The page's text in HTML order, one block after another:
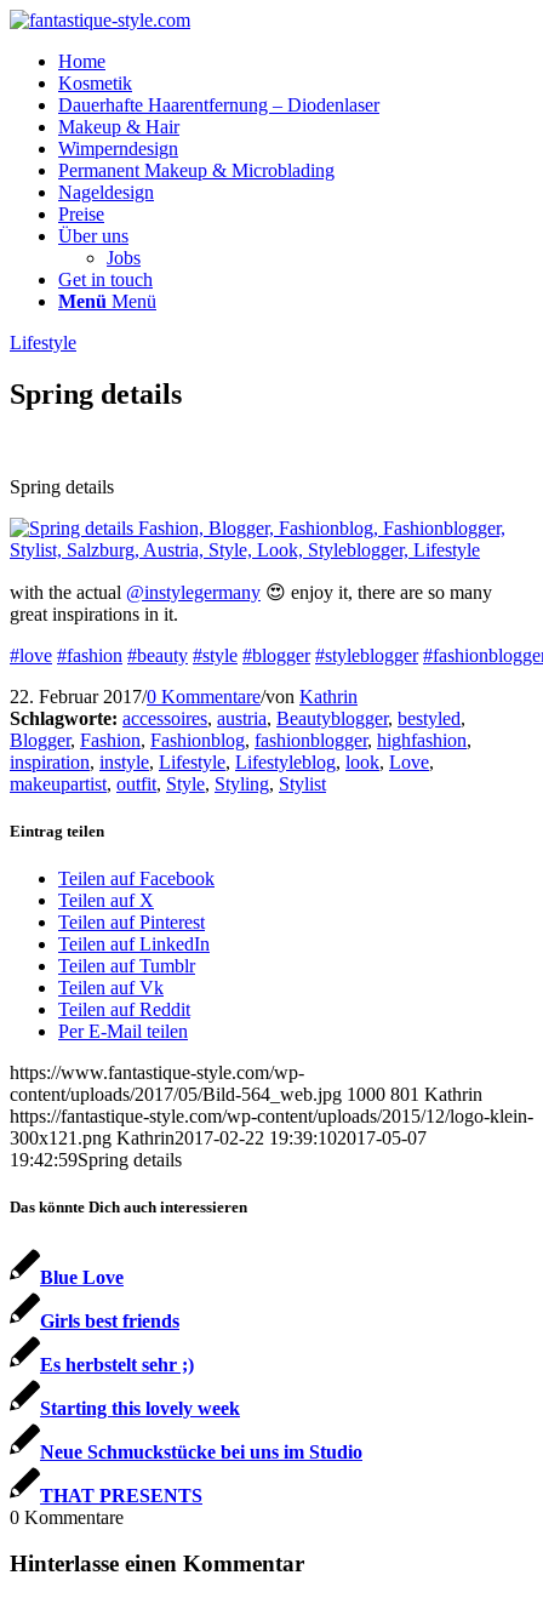
Home
Kosmetik
Dauerhafte Haarentfernung – Diodenlaser
Makeup & Hair
Wimperndesign
Permanent Makeup & Microblading
Nageldesign
Preise
Über uns
Jobs
Get in touch
Menü Menü
Lifestyle
Spring details
Spring details
with the actual @instylegermany 😍 enjoy it, there are so many
great inspirations in it.
#love #fashion #beauty #style #blogger #styleblogger
22. Februar 2017/0 Kommentare/von Kathrin
Schlagworte: accessoires, austria, Beautyblogger, bestyled,
Blogger, Fashion, Fashionblog, fashionblogger, highfashion,
inspiration, instyle, Lifestyle, Lifestyleblog, look, Love,
makeupartist, outfit, Style, Styling, Stylist
Eintrag teilen
Teilen auf Facebook
Teilen auf X
Teilen auf Pinterest
Teilen auf LinkedIn
Teilen auf Tumblr
Teilen auf Vk
Teilen auf Reddit
Per E-Mail teilen
https://www.fantastique-style.com/wp-
content/uploads/2017/05/Bild-564_web.jpg 1000 801 Kathrin
https://fantastique-style.com/wp-content/uploads/2015/12/logo-klein-
300x121.png Kathrin2017-02-22 19:39:102017-05-07
19:42:59Spring details
Das könnte Dich auch interessieren
Blue Love
Girls best friends
Es herbstelt sehr ;)
Starting this lovely week
Neue Schmuckstücke bei uns im Studio
THAT PRESENTS
0 Kommentare
Hinterlasse einen Kommentar